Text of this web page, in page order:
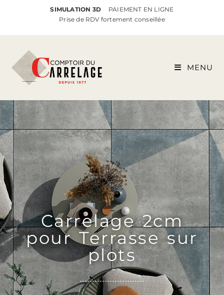
SIMULATION 3D
PAIEMENT EN LIGNE
Prise de RDV fortement conseillée
MENU
Carrelage 2cm
pour Terrasse sur
plots